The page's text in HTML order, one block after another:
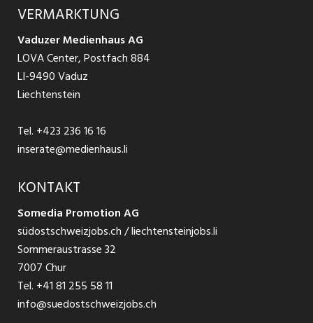
Jobs in St. Gallen
Jobs in Glarus
Jobs in der Südostschweiz
Temporär Jobs
Teilzeit Jobs
Praktikum
Schnittstelle
Ratgeber Bewerbung / Rekrutierung
AGB
Datenschutzbestimmungen
Nutzungsbedingungen
Impressum
VERMARKTUNG
Vaduzer Medienhaus AG
LOVA Center, Postfach 884
LI-9490 Vaduz
Liechtenstein
Tel. +423 236 16 16
inserate@medienhaus.li
KONTAKT
Somedia Promotion AG
südostschweizjobs.ch / liechtensteinjobs.li
Sommeraustrasse 32
7007 Chur
Tel. +41 81 255 58 11
info@suedostschweizjobs.ch